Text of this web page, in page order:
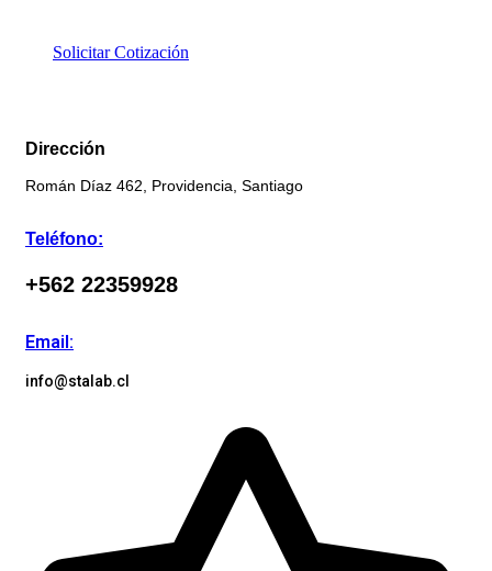
Solicitar Cotización
Dirección
Román Díaz 462, Providencia, Santiago
Teléfono:
+562 22359928
Email:
info@stalab.cl